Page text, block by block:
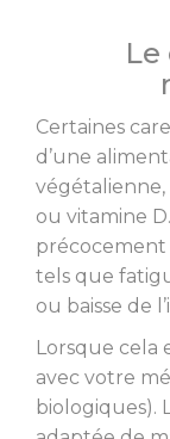
Le
Certaines
d’une
végétalienne,
ou vitamine
précocement
tels que
ou baisse de
Lorsque cela
avec votre
biologiques).